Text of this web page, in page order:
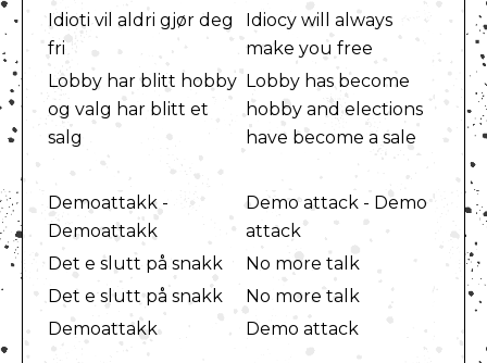
Idioti vil aldri gjør deg
fri
Idiocy will always
make you free
Lobby har blitt hobby
og valg har blitt et
salg
Lobby has become
hobby and elections
have become a sale
Demoattakk -
Demoattakk
Demo attack - Demo
attack
Det e slutt på snakk
No more talk
Det e slutt på snakk
No more talk
Demoattakk
Demo attack